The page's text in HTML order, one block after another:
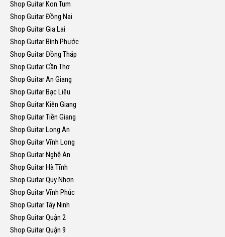
Shop Guitar Kon Tum
Shop Guitar Đồng Nai
Shop Guitar Gia Lai
Shop Guitar Bình Phước
Shop Guitar Đồng Tháp
Shop Guitar Cần Thơ
Shop Guitar An Giang
Shop Guitar Bạc Liêu
Shop Guitar Kiên Giang
Shop Guitar Tiền Giang
Shop Guitar Long An
Shop Guitar Vĩnh Long
Shop Guitar Nghệ An
Shop Guitar Hà Tĩnh
Shop Guitar Quy Nhơn
Shop Guitar Vĩnh Phúc
Shop Guitar Tây Ninh
Shop Guitar Quận 2
Shop Guitar Quận 9